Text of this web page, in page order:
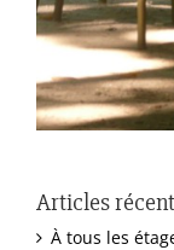
Articles
À tous les